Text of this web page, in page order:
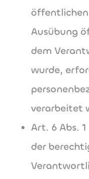
Ausübung
dem
wurde,
verarbeitet
Art. 6 Abs.
der